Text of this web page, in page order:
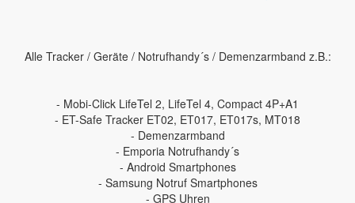
Alle Tracker / Geräte / Notrufhandy´s / Demenzarmband z.B.:
- Mobi-Click LifeTel 2, LifeTel 4, Compact 4P+A1
- ET-Safe Tracker ET02, ET017, ET017s, MT018
- Demenzarmband
- Emporia Notrufhandy´s
- Android Smartphones
- Samsung Notruf Smartphones
- GPS Uhren